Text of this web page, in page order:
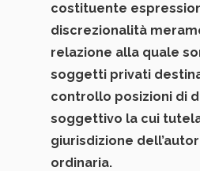
costituente
discrezionalità
relazione alla quale
soggetti privati
controllo posizioni di
soggettivo la cui
giurisdizione
ordinaria.